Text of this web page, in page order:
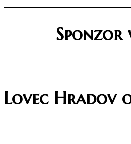
Sponzor
Lovec Hradov